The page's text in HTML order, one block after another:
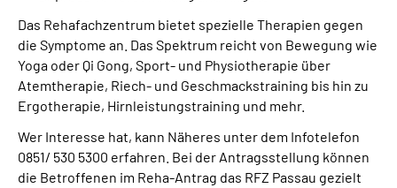
Das Rehafachzentrum bietet spezielle Therapien gegen
die Symptome an. Das Spektrum reicht von Bewegung wie
Yoga oder Qi Gong, Sport- und Physiotherapie über
Atemtherapie, Riech- und Geschmackstraining bis hin zu
Ergotherapie, Hirnleistungstraining und mehr.
Wer Interesse hat, kann Näheres unter dem Infotelefon
0851/ 530 5300 erfahren. Bei der Antragsstellung können
die Betroffenen im Reha-Antrag das RFZ Passau gezielt